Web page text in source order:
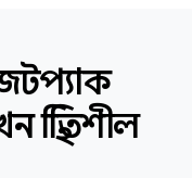
স্থিতিশীল